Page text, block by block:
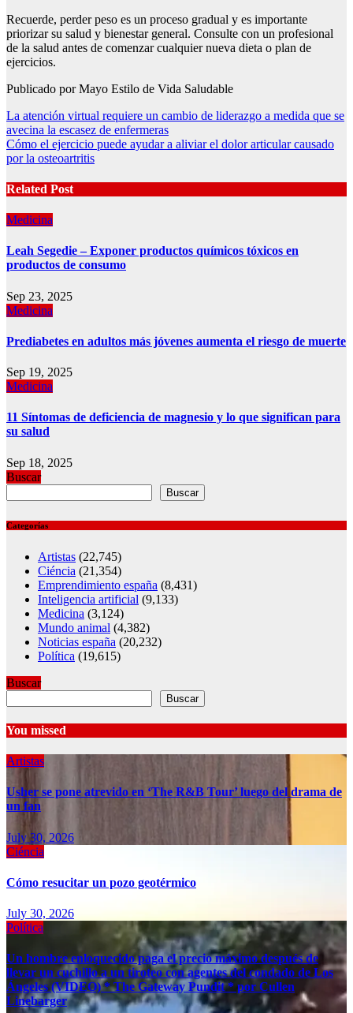
Recuerde, perder peso es un proceso gradual y es importante
priorizar su salud y bienestar general. Consulte con un profesional
de la salud antes de comenzar cualquier nueva dieta o plan de
ejercicios.
Publicado por Mayo Estilo de Vida Saludable
Post
navigation
La atención virtual requiere un cambio de liderazgo a medida que se
avecina la escasez de enfermeras
Cómo el ejercicio puede ayudar a aliviar el dolor articular causado
por la osteoartritis
Related Post
Medicina
Leah Segedie – Exponer productos químicos tóxicos en
productos de consumo
Sep 23, 2025
Medicina
Prediabetes en adultos más jóvenes aumenta el riesgo de muerte
Sep 19, 2025
Medicina
11 Síntomas de deficiencia de magnesio y lo que significan para
su salud
Sep 18, 2025
Buscar
Buscar
Categorías
Artistas (22,745)
Ciéncia (21,354)
Emprendimiento españa (8,431)
Inteligencia artificial (9,133)
Medicina (3,124)
Mundo animal (4,382)
Noticias españa (20,232)
Política (19,615)
Buscar
Buscar
You missed
Artistas
Usher se pone atrevido en ‘The R&B Tour’ luego del drama de
un fan
July 30, 2026
Ciéncia
Cómo resucitar un pozo geotérmico
July 30, 2026
Política
Un hombre enloquecido paga el precio máximo después de
llevar un cuchillo a un tiroteo con agentes del condado de Los
Ángeles (VIDEO) * The Gateway Pundit * por Cullen
Linebarger